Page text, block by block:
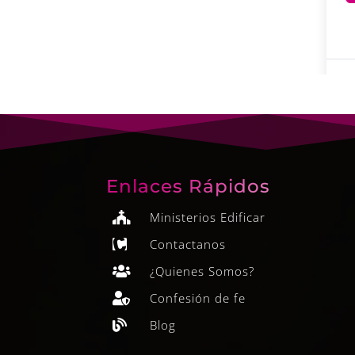
Enlaces Rápidos
 Ministerios Edificar
 Contactanos
 ¿Quienes Somos?
 Confesión de fe
 Blog